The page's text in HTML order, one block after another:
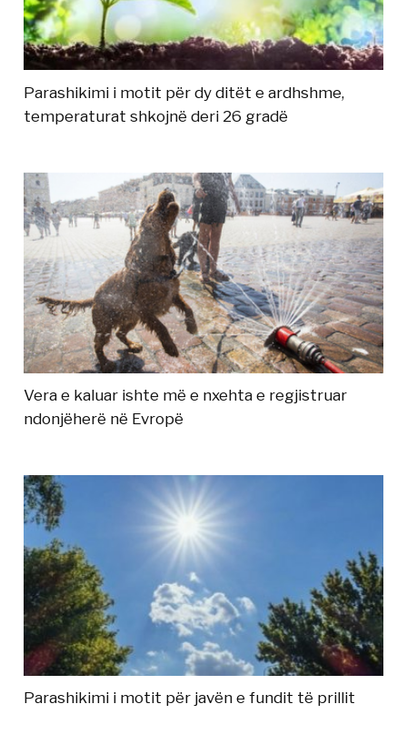
Parashikimi i motit për dy ditët e ardhshme,
temperaturat shkojnë deri 26 gradë
Vera e kaluar ishte më e nxehta e regjistruar
ndonjëherë në Evropë
Parashikimi i motit për javën e fundit të prillit